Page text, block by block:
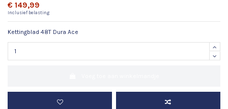
€ 149,99
Inclusief belasting
Kettingblad 48T Dura Ace